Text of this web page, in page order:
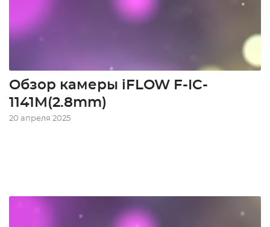
Обзор камеры iFLOW F-IC-
1141M(2.8mm)
20 апреля 2025